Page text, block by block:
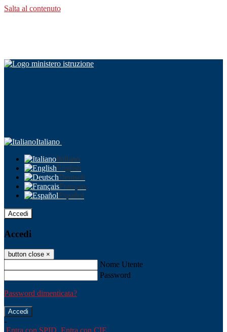
Salta al contenuto
Italiano
Italiano
English
Deutsch
Français
Español
Accedi
Accedi
button close ×
Nome Utente
Password
Password dimenticata?
-